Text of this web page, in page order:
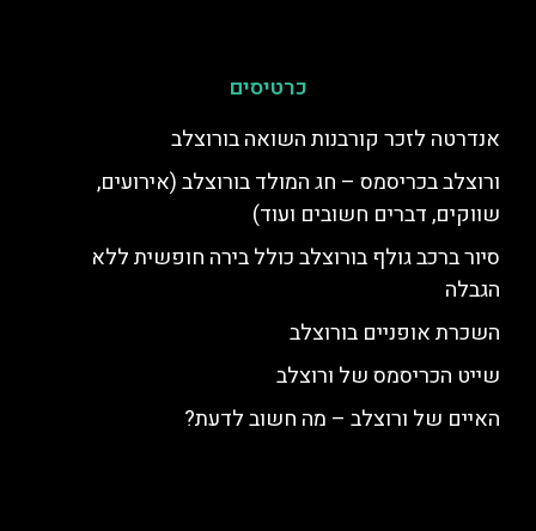
כרטיסים
אנדרטה לזכר קורבנות השואה בורוצלב
ורוצלב בכריסמס – חג המולד בורוצלב (אירועים,
שווקים, דברים חשובים ועוד)
סיור ברכב גולף בורוצלב כולל בירה חופשית ללא
הגבלה
השכרת אופניים בורוצלב
שייט הכריסמס של ורוצלב
האיים של ורוצלב – מה חשוב לדעת?